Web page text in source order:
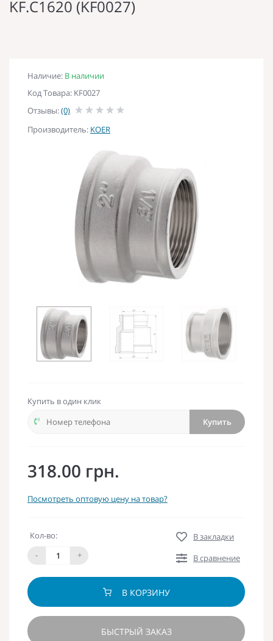
KF.C1620 (KF0027)
Наличие: В наличии
Код Товара: KF0027
Отзывы:(0)
Производитель: KOER
Купить в один клик
Купить
318.00 грн.
Посмотреть оптовую цену на товар?
Кол-во:
-
+
В закладки
В сравнение
В КОРЗИНУ
БЫСТРЫЙ ЗАКАЗ